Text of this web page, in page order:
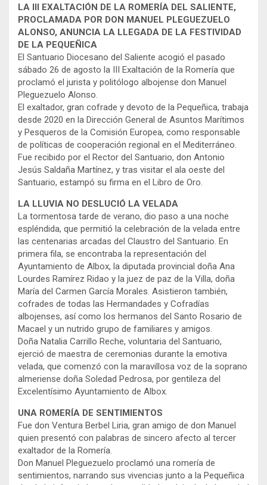
LA III EXALTACIÓN DE LA ROMERÍA DEL SALIENTE,
PROCLAMADA POR DON MANUEL PLEGUEZUELO
ALONSO, ANUNCIA LA LLEGADA DE LA FESTIVIDAD
DE LA PEQUEÑICA
El Santuario Diocesano del Saliente acogió el pasado
sábado 26 de agosto la III Exaltación de la Romería que
proclamó el jurista y politólogo albojense don Manuel
Pleguezuelo Alonso.
El exaltador, gran cofrade y devoto de la Pequeñica, trabaja
desde 2020 en la Dirección General de Asuntos Marítimos
y Pesqueros de la Comisión Europea, como responsable
de políticas de cooperación regional en el Mediterráneo.
Fue recibido por el Rector del Santuario, don Antonio
Jesús Saldaña Martínez, y tras visitar el ala oeste del
Santuario, estampó su firma en el Libro de Oro.
LA LLUVIA NO DESLUCIÓ LA VELADA
La tormentosa tarde de verano, dio paso a una noche
espléndida, que permitió la celebración de la velada entre
las centenarias arcadas del Claustro del Santuario. En
primera fila, se encontraba la representación del
Ayuntamiento de Albox, la diputada provincial doña Ana
Lourdes Ramírez Ridao y la juez de paz de la Villa, doña
María del Carmen García Morales. Asistieron también,
cofrades de todas las Hermandades y Cofradías
albojenses, así como los hermanos del Santo Rosario de
Macael y un nutrido grupo de familiares y amigos.
Doña Natalia Carrillo Reche, voluntaria del Santuario,
ejerció de maestra de ceremonias durante la emotiva
velada, que comenzó con la maravillosa voz de la soprano
almeriense doña Soledad Pedrosa, por gentileza del
Excelentísimo Ayuntamiento de Albox.
UNA ROMERÍA DE SENTIMIENTOS
Fue don Ventura Berbel Liria, gran amigo de don Manuel
quien presentó con palabras de sincero afecto al tercer
exaltador de la Romería.
Don Manuel Pleguezuelo proclamó una romería de
sentimientos, narrando sus vivencias junto a la Pequeñica